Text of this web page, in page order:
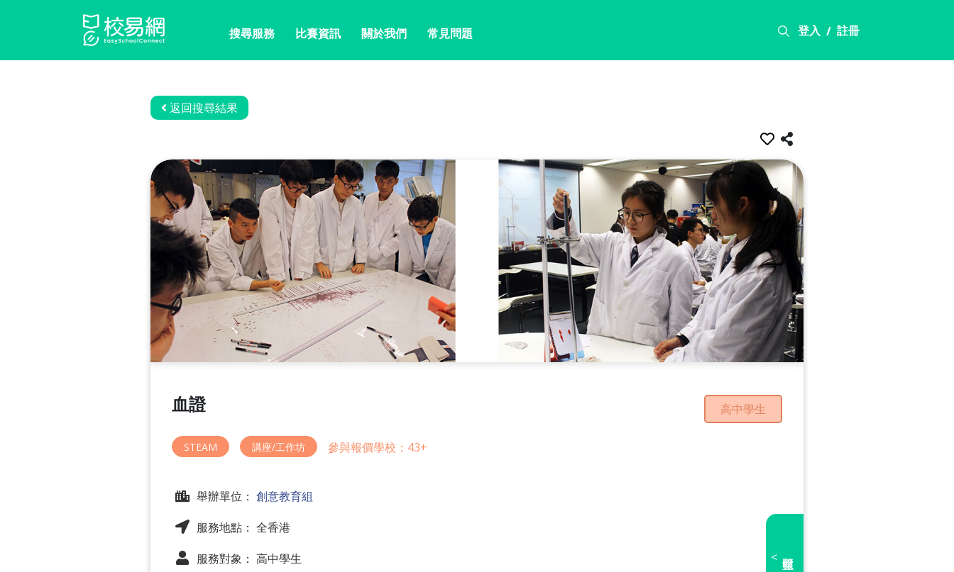
登入 / 註冊
搜尋服務 比賽資訊 關於我們 常見問題
返回搜尋結果
血證 高中學生
STEAM 講座/工作坊 參與報價學校：43+
舉辦單位： 創意教育組
服務地點： 全香港
服務對象： 高中學生
<